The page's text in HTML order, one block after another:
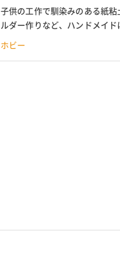
子供の工作で馴染みのある紙
ルダー作りなど、ハンドメイ
質感や重さ、色などの違う多く
ホビー